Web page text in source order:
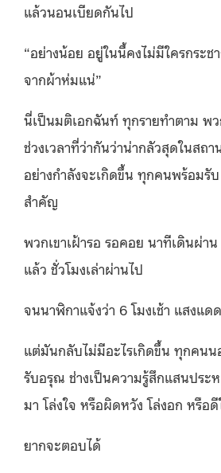
แล้วนอนเบียดกันไป
“อย่างน้อย อยู่ในนี้คงไม่มีใครกระช
จากผ้าห่มแน่”
นี่เป็นมติเอกฉันท์ ทุกรายทำตาม พว
ช่วงเวลาที่ว่ากันว่าน่ากลัวสุดในสถ
อย่างกำลังจะเกิดขึ้น ทุกคนพร้อมรั
สำคัญ
พวกเขาเฝ้ารอ รอคอย นาทีเดินผ่า
แล้ว ชั่วโมงเล่าผ่านไป
จนนาฬิกาแจ้งว่า 6 โมงเช้า แสงแด
แต่มันกลับไม่มีอะไรเกิดขึ้น ทุกคน
รับอรุณ ช่างเป็นความรู้สึกแสนประ
มา โล่งใจ หรือผิดหวัง โล่งอก หรือดี
ยากจะตอบได้